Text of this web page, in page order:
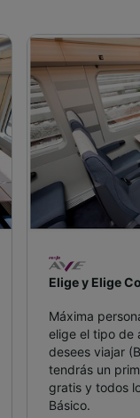
Elige y Elige
Máxima
elige el tipo de
desees viajar
tendrás un
gratis y todos
Básico.